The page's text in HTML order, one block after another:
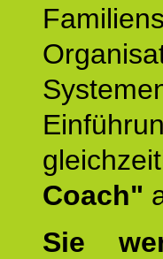
Coach"
Sie